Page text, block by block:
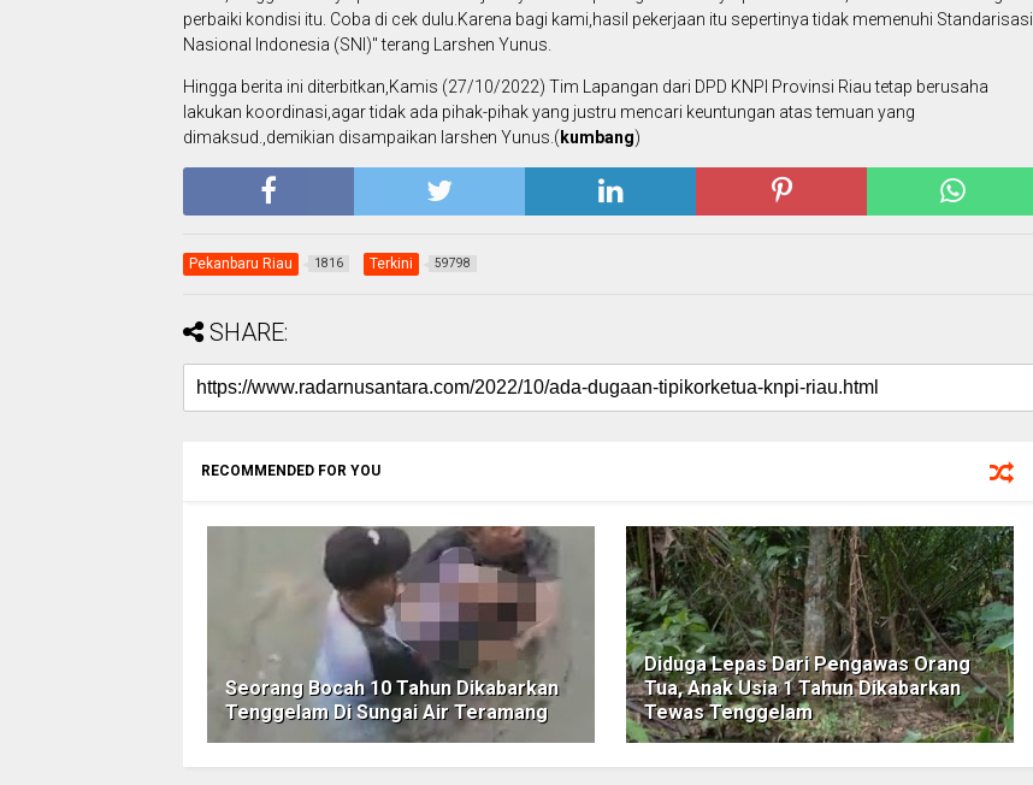
perbaiki kondisi itu. Coba di cek dulu.Karena bagi kami,hasil pekerjaan itu sepertinya tidak memenuhi Standarisasi
Nasional Indonesia (SNI)" terang Larshen Yunus.
Hingga berita ini diterbitkan,Kamis (27/10/2022) Tim Lapangan dari DPD KNPI Provinsi Riau tetap berusaha
lakukan koordinasi,agar tidak ada pihak-pihak yang justru mencari keuntungan atas temuan yang
dimaksud.,demikian disampaikan larshen Yunus.( kumbang)
Pekanbaru Riau 1816 Terkini 59798
SHARE:
RECOMMENDED FOR YOU
Seorang Bocah 10 Tahun Dikabarkan
Tenggelam Di Sungai Air Teramang
Diduga Lepas Dari Pengawas Orang
Tua, Anak Usia 1 Tahun Dikabarkan
Tewas Tenggelam